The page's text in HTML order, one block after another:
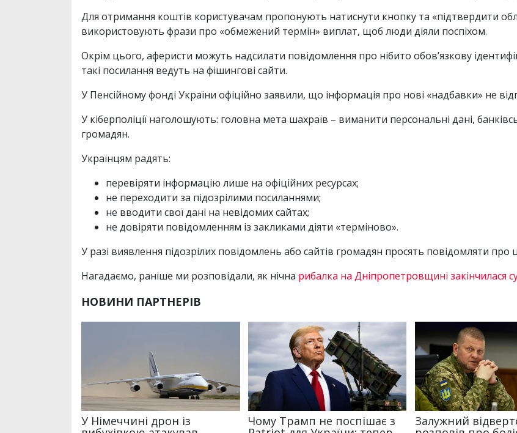
Для отримання коштів користувачам пропонують натиснути кнопку та «підтвердити
використовують фрази про «обмежений термін» виплат, щоб люди діяли поспіхом.
Окрім цього, аферисти можуть надсилати повідомлення про нібито обов’язкову
такі посилання ведуть на фішингові сайти.
У Пенсійному фонді України офіційно заявили, що інформація про нові «надбавки» не
У кіберполіції наголошують: головна мета шахраїв – виманити персональні дані,
громадян.
Українцям радять:
перевіряти інформацію лише на офіційних ресурсах;
не переходити за підозрілими посиланнями;
не вводити свої дані на невідомих сайтах;
не довіряти повідомленням із закликами діяти «терміново».
У разі виявлення підозрілих повідомлень або сайтів громадян просять повідомляти про
Нагадаємо, раніше ми розповідали, як нічна рибалка на Дніпропетровщині закінчилася